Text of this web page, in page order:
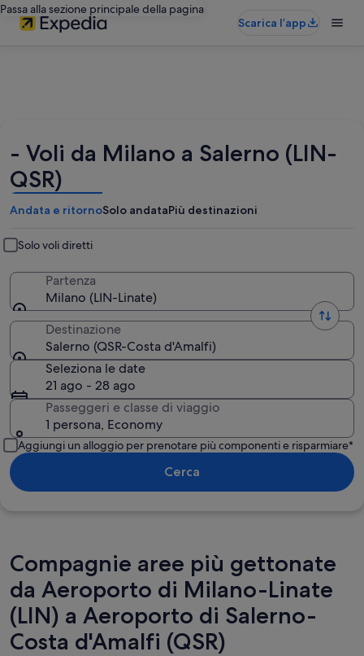
Passa alla sezione principale della pagina
Scarica l’app
- Voli da Milano a Salerno (LIN-
QSR)
Andata e ritornoSolo andataPiù destinazioni
Solo voli diretti
Partenza
Milano (LIN-Linate)
Destinazione
Salerno (QSR-Costa d'Amalfi)
Seleziona le date
21 ago - 28 ago
Passeggeri e classe di viaggio
1 persona, Economy
Aggiungi un alloggio per prenotare più componenti e risparmiare*
Cerca
Compagnie aree più gettonate
da Aeroporto di Milano-Linate
(LIN) a Aeroporto di Salerno-
Costa d'Amalfi (QSR)